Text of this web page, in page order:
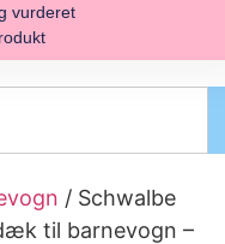
vurderet
/ Schwalbe
til barnevogn –